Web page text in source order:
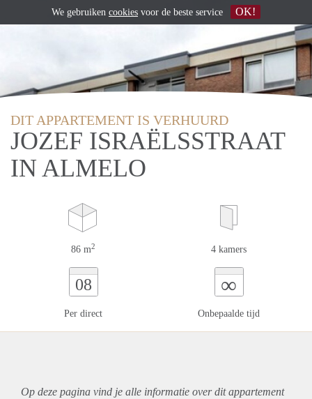
DIT APPARTEMENT IS VERHUURD
JOZEF ISRAËLSSTRAAT
IN ALMELO
86 m2 4 kamers
08
Per direct
∞
Onbepaalde tijd
Op deze pagina vind je alle informatie over ditappartement
We gebruiken cookies voor de beste service OK!